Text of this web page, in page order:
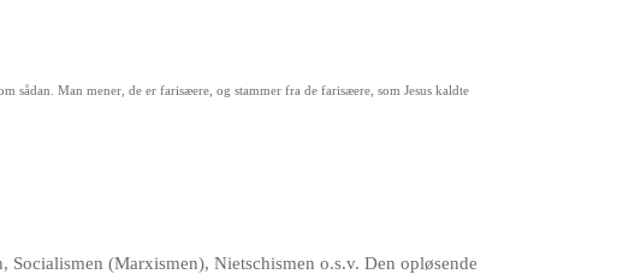
sådan. Man mener, de er farisæere, og stammer fra de farisæere, som Jesus kaldte
(Marxismen), Nietschismen o.s.v. Den opløsende